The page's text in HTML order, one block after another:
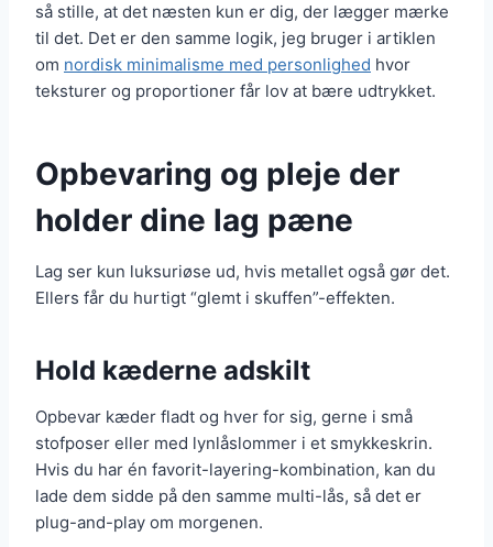
så stille, at det næsten kun er dig, der lægger mærke
til det. Det er den samme logik, jeg bruger i artiklen
om nordisk minimalisme med personlighed hvor
teksturer og proportioner får lov at bære udtrykket.
Opbevaring og pleje der
holder dine lag pæne
Lag ser kun luksuriøse ud, hvis metallet også gør det.
Ellers får du hurtigt “glemt i skuffen”-effekten.
Hold kæderne adskilt
Opbevar kæder fladt og hver for sig, gerne i små
stofposer eller med lynlåslommer i et smykkeskrin.
Hvis du har én favorit-layering-kombination, kan du
lade dem sidde på den samme multi-lås, så det er
plug-and-play om morgenen.